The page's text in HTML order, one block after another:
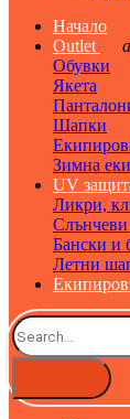
Начало
Outlet
Обувки
Якета
Шапки
Зимна
UV
Ликри,
Слънчеви
Бански и
Летни